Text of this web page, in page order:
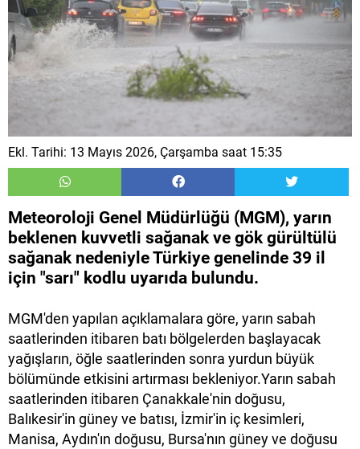
Ekl. Tarihi: 13 Mayıs 2026, Çarşamba saat 15:35
Meteoroloji Genel Müdürlüğü (MGM), yarın
beklenen kuvvetli sağanak ve gök gürültülü
sağanak nedeniyle Türkiye genelinde 39 il
için "sarı" kodlu uyarıda bulundu.
MGM'den yapılan açıklamalara göre, yarın sabah
saatlerinden itibaren batı bölgelerden başlayacak
yağışların, öğle saatlerinden sonra yurdun büyük
bölümünde etkisini artırması bekleniyor.Yarın sabah
saatlerinden itibaren Çanakkale'nin doğusu,
Balıkesir'in güney ve batısı, İzmir'in iç kesimleri,
Manisa, Aydın'ın doğusu, Bursa'nın güney ve doğusu